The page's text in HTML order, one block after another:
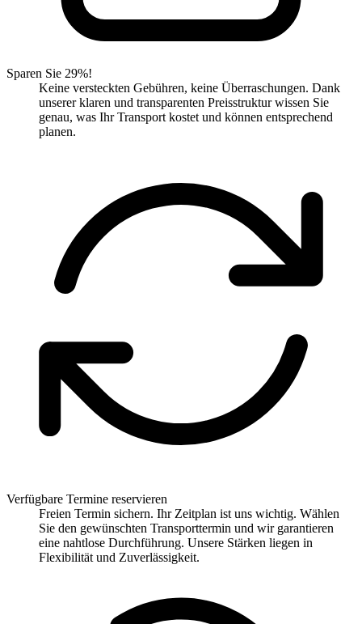
Sparen Sie 29%!
Keine versteckten Gebühren, keine Überraschungen. Dank
unserer klaren und transparenten Preisstruktur wissen Sie
genau, was Ihr Transport kostet und können entsprechend
planen.
Verfügbare Termine reservieren
Freien Termin sichern. Ihr Zeitplan ist uns wichtig. Wählen
Sie den gewünschten Transporttermin und wir garantieren
eine nahtlose Durchführung. Unsere Stärken liegen in
Flexibilität und Zuverlässigkeit.